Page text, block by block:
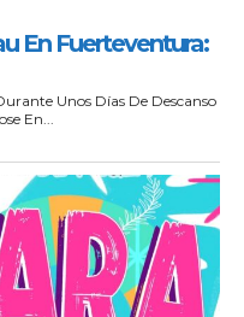
En Fuerteventura:
Unos Días De Descanso
En...